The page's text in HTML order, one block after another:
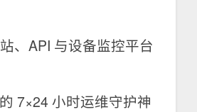
、API 与设备监控平台
7×24 小时运维守护神